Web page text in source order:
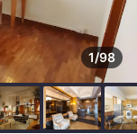
1/98